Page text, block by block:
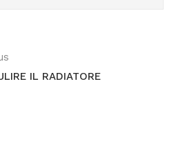
IL RADIATORE